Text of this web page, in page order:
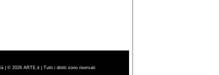
| © 2026 ARTE.it | Tutti i diritti sono riservati